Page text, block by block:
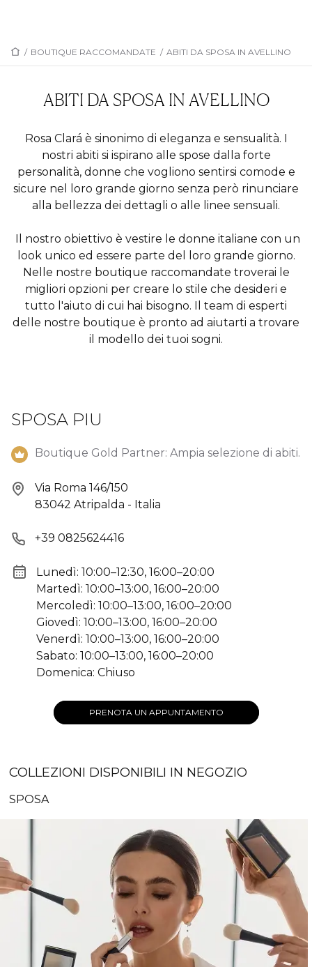
/ BOUTIQUE RACCOMANDATE / ABITI DA SPOSA IN AVELLINO
ABITI DA SPOSA IN AVELLINO
Rosa Clará è sinonimo di eleganza e sensualità. I
nostri abiti si ispirano alle spose dalla forte
personalità, donne che vogliono sentirsi comode e
sicure nel loro grande giorno senza però rinunciare
alla bellezza dei dettagli o alle linee sensuali.
Il nostro obiettivo è vestire le donne italiane con un
look unico ed essere parte del loro grande giorno.
Nelle nostre boutique raccomandate troverai le
migliori opzioni per creare lo stile che desideri e
tutto l'aiuto di cui hai bisogno. Il team di esperti
delle nostre boutique è pronto ad aiutarti a trovare
il modello dei tuoi sogni.
SPOSA PIU
Boutique Gold Partner: Ampia selezione di abiti.
Via Roma 146/150
83042 Atripalda - Italia
+39 0825624416
Lunedì: 10:00–12:30, 16:00–20:00
Martedì: 10:00–13:00, 16:00–20:00
Mercoledì: 10:00–13:00, 16:00–20:00
Giovedì: 10:00–13:00, 16:00–20:00
Venerdì: 10:00–13:00, 16:00–20:00
Sabato: 10:00–13:00, 16:00–20:00
Domenica: Chiuso
PRENOTA UN APPUNTAMENTO
COLLEZIONI DISPONIBILI IN NEGOZIO
SPOSA